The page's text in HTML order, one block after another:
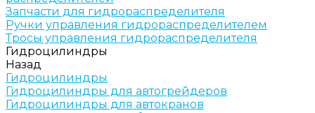
Запчасти для гидрораспределителя
Ручки управления гидрораспределителем
Тросы управления гидрораспределителя
Гидроцилиндры
Назад
Гидроцилиндры
Гидроцилиндры для автогрейдеров
Гидроцилиндры для автокранов